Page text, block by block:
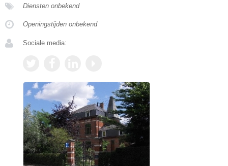
Diensten onbekend
Openingstijden onbekend
Sociale media: